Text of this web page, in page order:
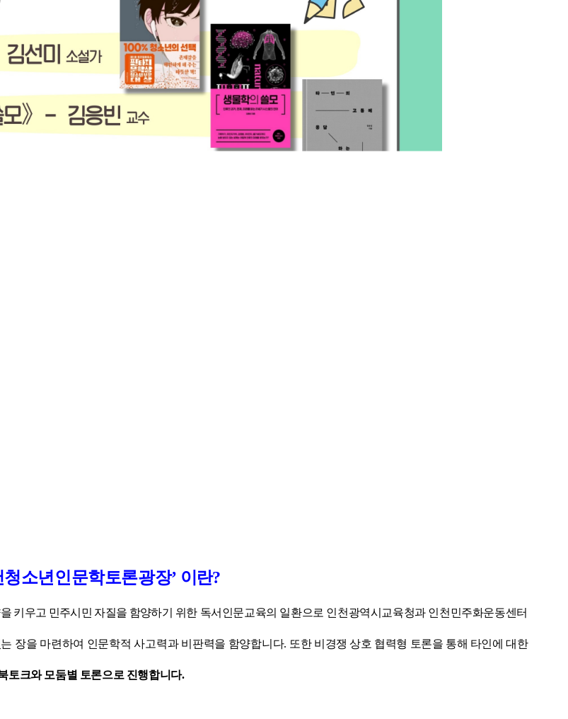
청소년인문학토론광장’ 이란?
키우고 민주시민 자질을 함양하기
위한 독서인문교육의 일환으로 인천광역시교육청과 인천민주화운동센터
장을 마련하여 인문학적 사고력과 비판력을 함양합니다. 또한 비경쟁 상호 협력형 토론을 통해 타인에 대한
토크와 모둠별 토론으로 진행합니다.